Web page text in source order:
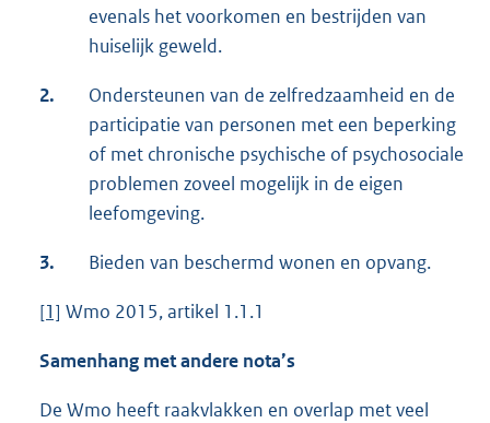
evenals het voorkomen en bestrijden van
huiselijk geweld.
2.
Ondersteunen van de zelfredzaamheid en de
participatie van personen met een beperking
of met chronische psychische of psychosociale
problemen zoveel mogelijk in de eigen
leefomgeving.
3. Bieden van beschermd wonen en opvang.
[1] Wmo 2015, artikel 1.1.1
Samenhang met andere nota’s
De Wmo heeft raakvlakken en overlap met veel